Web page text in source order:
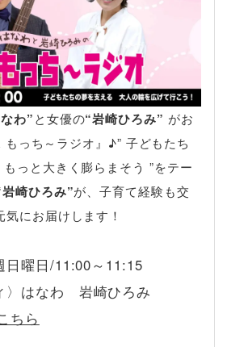
わ”と女優の“岩崎ひろみ” がお
っち～ラジオ』♪” 子どもたち
もっと大きく膨らまそう ”をテー
岩崎ひろみ”が、子育て経験も交
にお届けします！
日曜日/11:00～11:15
〉はなわ 岩崎ひろみ
ちら